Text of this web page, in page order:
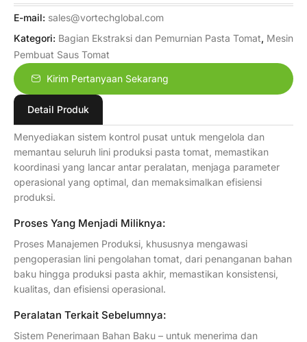
E-mail: sales@vortechglobal.com
Kategori: Bagian Ekstraksi dan Pemurnian Pasta Tomat, Mesin
Pembuat Saus Tomat
Kirim Pertanyaan Sekarang
Detail Produk
Menyediakan sistem kontrol pusat untuk mengelola dan
memantau seluruh lini produksi pasta tomat, memastikan
koordinasi yang lancar antar peralatan, menjaga parameter
operasional yang optimal, dan memaksimalkan efisiensi
produksi.
Proses Yang Menjadi Miliknya:
Proses Manajemen Produksi, khususnya mengawasi
pengoperasian lini pengolahan tomat, dari penanganan bahan
baku hingga produksi pasta akhir, memastikan konsistensi,
kualitas, dan efisiensi operasional.
Peralatan Terkait Sebelumnya:
Sistem Penerimaan Bahan Baku – untuk menerima dan